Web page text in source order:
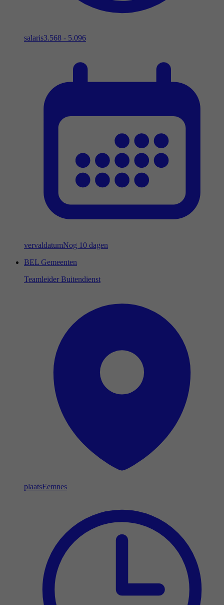
salaris3.568 - 5.096
vervaldatumNog 10 dagen
BEL Gemeenten
Teamleider Buitendienst
plaatsEemnes